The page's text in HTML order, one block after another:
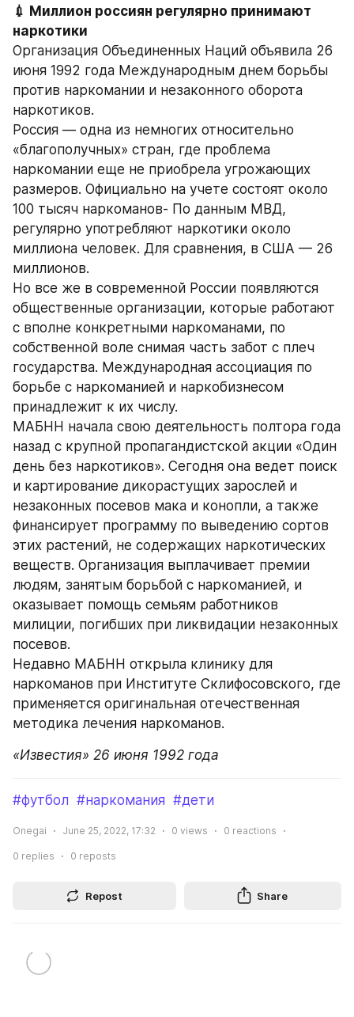
💉 Миллион россиян регулярно принимают
Организация Объединенных Наций объявила 26
июня 1992 года Международным днем борьбы
против наркомании и незаконного оборота
наркотиков.
Россия — одна из немногих относительно
«благополучных» стран, где проблема
наркомании еще не приобрела угрожающих
размеров. Официально на учете состоят около
100 тысяч наркоманов- По данным МВД,
регулярно употребляют наркотики около
миллиона человек. Для сравнения, в США — 26
миллионов.
Но все же в современной России появляются
общественные организации, которые работают
с вполне конкретными наркоманами, по
собственной воле снимая часть забот с плеч
государства. Международная ассоциация по
борьбе с наркоманией и наркобизнесом
принадлежит к их числу.
МАБНН начала свою деятельность полтора года
назад с крупной пропагандистской акции «Один
день без наркотиков». Сегодня она ведет поиск
и картирование дикорастущих зарослей и
незаконных посевов мака и конопли, а также
финансирует программу по выведению сортов
этих растений, не содержащих наркотических
веществ. Организация выплачивает премии
людям, занятым борьбой с наркоманией, и
оказывает помощь семьям работников
милиции, погибших при ликвидации незаконных
посевов.
Недавно МАБНН открыла клинику для
наркоманов при Институте Склифосовского, где
применяется оригинальная отечественная
методика лечения наркоманов.
«Известия» 26 июня 1992 года
#футбол #наркомания #дети
Onegai June 25, 2022, 17:32 0 views 0 reactions
0 replies 0 reposts
Repost Share